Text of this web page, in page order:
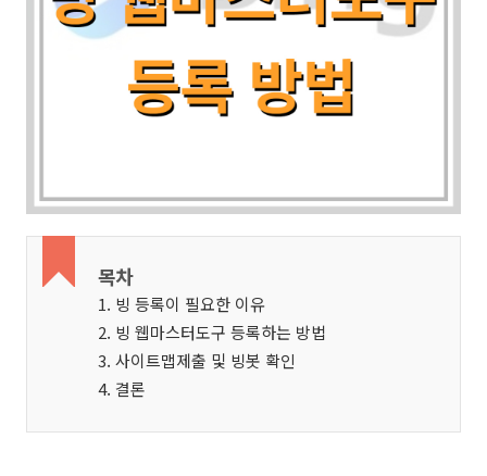
목차
1. 빙 등록이 필요한 이유
2. 빙 웹마스터도구 등록하는 방법
3. 사이트맵제출 및 빙봇 확인
4. 결론